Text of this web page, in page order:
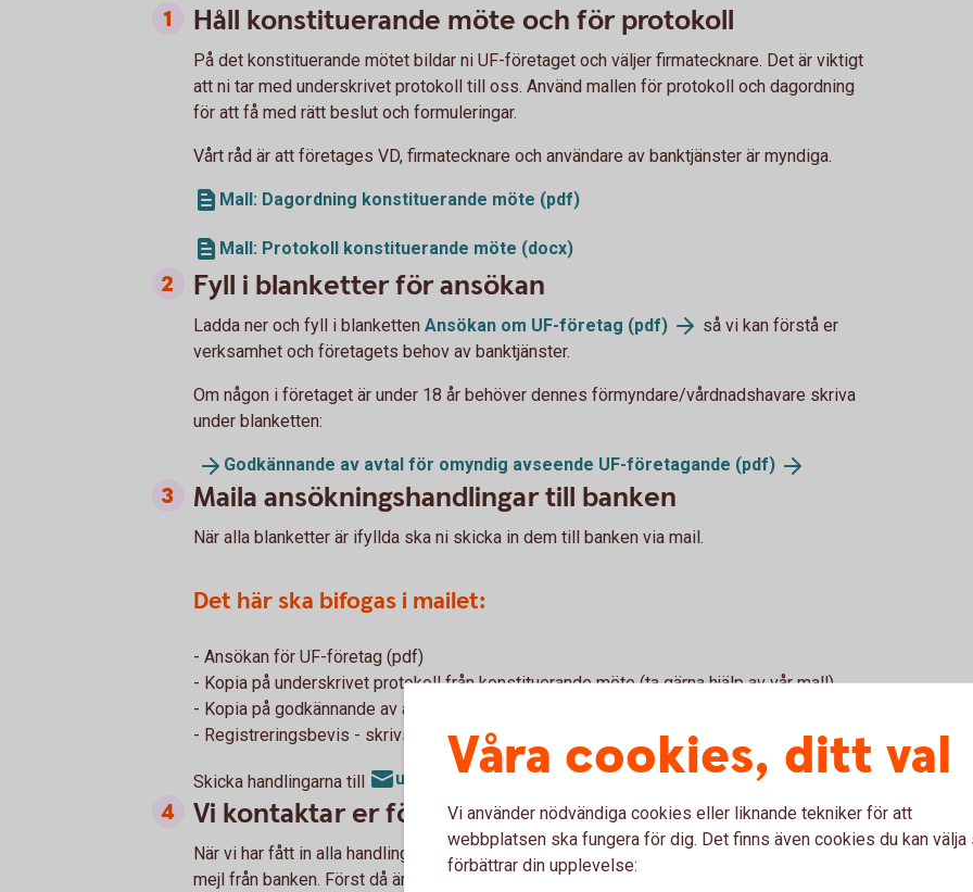
Håll konstituerande möte och för protokoll
På det konstituerande mötet bildar ni UF-företaget och väljer firmatecknare. Det är viktigt
att ni tar med underskrivet protokoll till oss. Använd mallen för protokoll och dagordning
för att få med rätt beslut och formuleringar.
Vårt råd är att företages VD, firmatecknare och användare av banktjänster är myndiga.
Mall: Dagordning konstituerande möte (pdf)
Mall: Protokoll konstituerande möte (docx)
Fyll i blanketter för ansökan
Ladda ner och fyll i blanketten Ansökan om UF-företag (pdf)
så vi kan förstå er
verksamhet och företagets behov av banktjänster.
Om någon i företaget är under 18 år behöver dennes förmyndare/vårdnadshavare skriva
under blanketten:
Godkännande av avtal för omyndig avseende UF-företagande (pdf)
Maila ansökningshandlingar till banken
När alla blanketter är ifyllda ska ni skicka in dem till banken via mail.
Det här ska bifogas i mailet:
- Ansökan för UF-företag (pdf)
- Kopia på underskrivet protokoll från konstituerande möte (ta gärna hjälp av vår mall)
- Kopia på godkännande av avtal omyndig (om någon i företaget är omyndig)
- Registreringsbevis - skrivs ut från er profil på ungforetagsamhet.se
Skicka handlingarna till uf@sparbankenlidkoping.se
Vi kontaktar er för att boka tid
När vi har fått in alla handlingar och granskat att de är korrekt ifyllda får ni ett bekräftelse-
mejl från banken. Först då är det är okej att boka tid för möte på banken med en rådgivare
Våra cookies, ditt val
Vi använder nödvändiga cookies eller liknande tekniker för att
webbplatsen ska fungera för dig. Det finns även cookies du kan välja
förbättrar din upplevelse: